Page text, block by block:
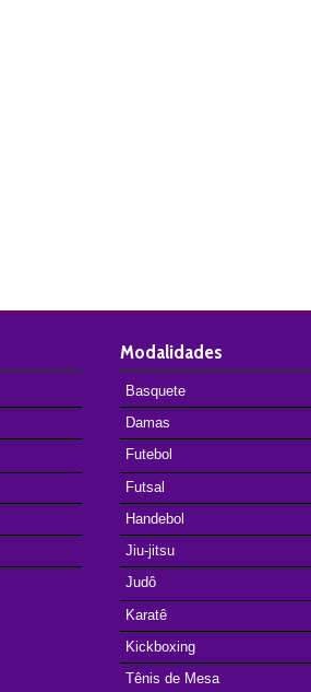
Modalidades
Basquete
Damas
Futebol
Futsal
Handebol
Jiu-jitsu
Judô
Karatê
Kickboxing
Tênis de Mesa